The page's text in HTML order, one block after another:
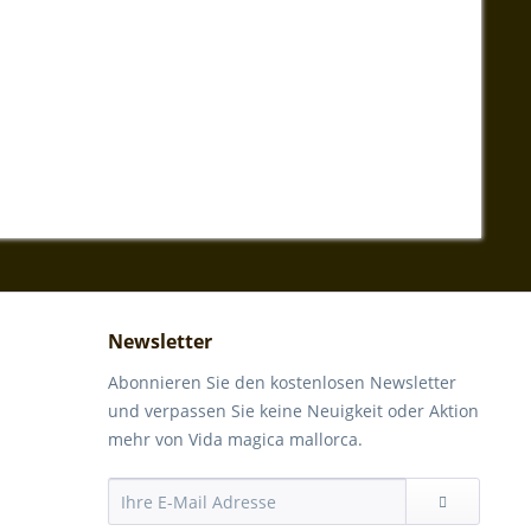
Newsletter
Abonnieren Sie den kostenlosen Newsletter
und verpassen Sie keine Neuigkeit oder Aktion
mehr von Vida magica mallorca.